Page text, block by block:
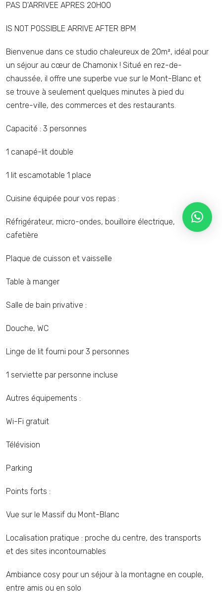
Canape Lit 2 personnes
PAS D'ARRIVEE APRES 20H00
IS NOT POSSIBLE ARRIVE AFTER 8PM
Bienvenue dans ce studio chaleureux de 20m², idéal pour
un séjour au cœur de Chamonix ! Situé en rez-de-
chaussée, il offre une superbe vue sur le Mont-Blanc et
se trouve à seulement quelques minutes à pied du
centre-ville, des commerces et des restaurants.
Capacité : 3 personnes
1 canapé-lit double
1 lit escamotable 1 place
Cuisine équipée pour vos repas :
Réfrigérateur, micro-ondes, bouilloire électrique,
cafetière
Plaque de cuisson et vaisselle
Table à manger
Salle de bain privative :
Douche, WC
Linge de lit fourni pour 3 personnes
1 serviette par personne incluse
Autres équipements :
Wi-Fi gratuit
Télévision
Parking
Points forts :
Vue sur le Massif du Mont-Blanc
Localisation pratique : proche du centre, des transports
et des sites incontournables
Ambiance cosy pour un séjour à la montagne en couple,
entre amis ou en solo